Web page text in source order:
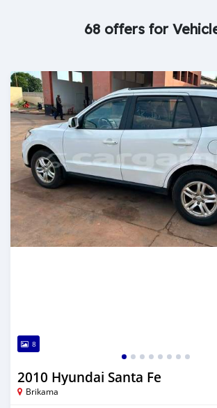
68 offers for
8
2010 Hyundai Santa Fe
Brikama